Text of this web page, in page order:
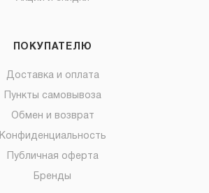
ПОКУПАТЕЛЮ
Доставка и оплата
Пункты самовывоза
Обмен и возврат
Конфиденциальность
Публичная оферта
Бренды